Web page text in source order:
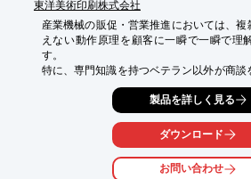
東洋美術印刷株式会社
産業機械の販促・営業推進においては、複
えない動作原理を顧客に一瞬で一瞬で理
す。
特に、専門知識を持つベテラン以外が商談
ど補足説明が出来ない場面では、図面だ
り、機会損失にもつながります。
当社の3DCG制作サービスは、こうした課
や2D図面を基にした3DCGを用いて、実写
可視化や、目に見えない要素の動きをわか
イト、パンフレット、チラシなどに展開し
専門知識がない顧客にも一瞬でベネフィッ
製品を詳しく見る
ダウンロード
お問い合わせ